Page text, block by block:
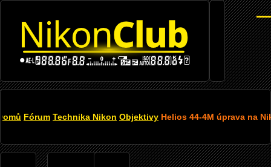
DROBEČKOVÁ
Fórum Technika Nikon Objektivy Helios 44-4M úprava na